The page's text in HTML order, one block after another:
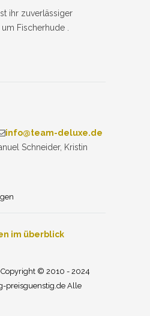
ihr zuverlässiger
Fischerhude .
info@team-deluxe.de
Schneider, Kristin
im überblick
© 2010 - 2024
preisguenstig.de Alle